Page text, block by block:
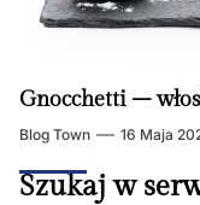
Gnocchetti –
Blog Town 16 Maja
Szukaj w